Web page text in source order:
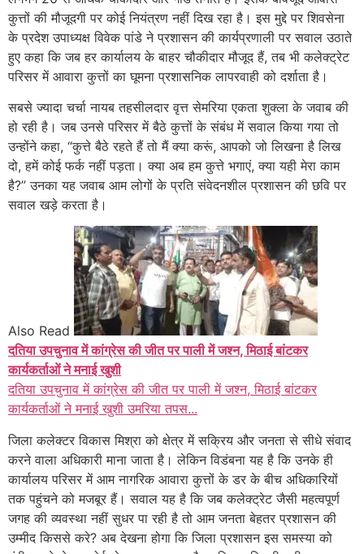
कुत्तों की मौजूदगी पर कोई नियंत्रण नहीं दिख रहा है। इस मुद्दे पर शिवसेना
के प्रदेश उपाध्यक्ष विवेक पांडे ने प्रशासन की कार्यप्रणाली पर सवाल उठाते
हुए कहा कि जब हर कार्यालय के बाहर चौकीदार मौजूद हैं, तब भी कलेक्ट्रेट
परिसर में आवारा कुत्तों का घूमना प्रशासनिक लापरवाही को दर्शाता है।
सबसे ज्यादा चर्चा नायब तहसीलदार वृत्त सेमरिया एकता शुक्ला के जवाब की
हो रही है। जब उनसे परिसर में बैठे कुत्तों के संबंध में सवाल किया गया तो
उन्होंने कहा, “कुत्ते बैठे रहते हैं तो मैं क्या करूं, आपको जो लिखना है लिख
दो, हमें कोई फर्क नहीं पड़ता। क्या अब हम कुत्ते भगाएं, क्या यही मेरा काम
है?” उनका यह जवाब आम लोगों के प्रति संवेदनशील प्रशासन की छवि पर
सवाल खड़े करता है।
Also Read
दतिया उपचुनाव में कांग्रेस की जीत पर पाली में जश्न, मिठाई बांटकर
कार्यकर्ताओं ने मनाई खुशी
दतिया उपचुनाव में कांग्रेस की जीत पर पाली में जश्न, मिठाई बांटकर
कार्यकर्ताओं ने मनाई खुशी उमरिया तपस...
जिला कलेक्टर विकास मिश्रा को क्षेत्र में सक्रिय और जनता से सीधे संवाद
करने वाला अधिकारी माना जाता है। लेकिन विडंबना यह है कि उनके ही
कार्यालय परिसर में आम नागरिक आवारा कुत्तों के डर के बीच अधिकारियों
तक पहुंचने को मजबूर हैं। सवाल यह है कि जब कलेक्ट्रेट जैसी महत्वपूर्ण
जगह की व्यवस्था नहीं सुधर पा रही है तो आम जनता बेहतर प्रशासन की
उम्मीद किससे करे? अब देखना होगा कि जिला प्रशासन इस समस्या को